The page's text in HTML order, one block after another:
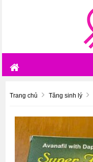
Trang chủ Tăng sinh lý